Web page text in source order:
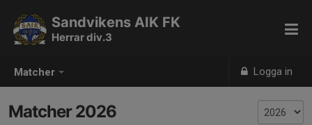
Matcher Logga in
Sandvikens AIK FK
Herrar div.3
Matcher 2026